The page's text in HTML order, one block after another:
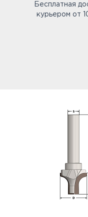
Бесплатная
курьером от